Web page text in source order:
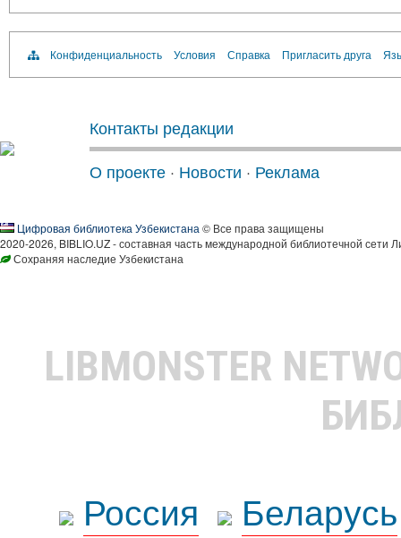
Конфиденциальность Условия Справка Пригласить друга
Контакты редакции
О проекте · Новости · Реклама
Цифровая библиотека Узбекистана © Все права защищены
2020-2026, BIBLIO.UZ - составная часть международной библиотечной сети
Сохраняя наследие Узбекистана
LIBMONSTER
Россия
Беларусь